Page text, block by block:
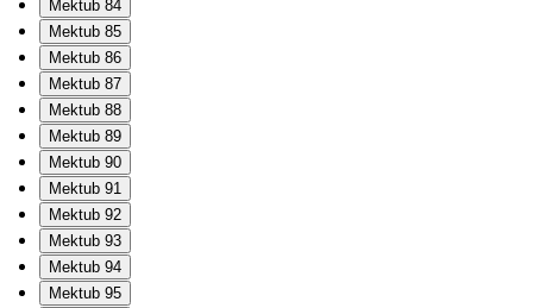
Mektub 84
Mektub 85
Mektub 86
Mektub 87
Mektub 88
Mektub 89
Mektub 90
Mektub 91
Mektub 92
Mektub 93
Mektub 94
Mektub 95